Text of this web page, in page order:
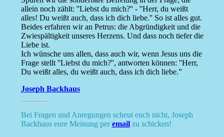
allein noch zählt: ''Liebst du mich?'' - ''Herr, du weißt
alles! Du weißt auch, dass ich dich liebe.'' So ist alles gut.
Beides erfahren wir an Petrus: die Abgründigkeit und die
Zwiespältigkeit unseres Herzens. Und dass noch tiefer die
Liebe ist.
Ich wünsche uns allen, dass auch wir, wenn Jesus uns die
Frage stellt ''Liebst du mich?'', antworten können: ''Herr,
Du weißt alles, du weißt auch, dass ich dich liebe.”
Joseph Backhaus
Bei Fragen und Anregungen scheut euch nicht, Joseph
Backhaus eure Meinung peremailzu schicken!